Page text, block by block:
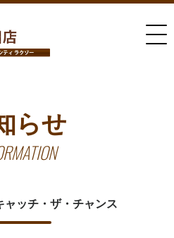
らせ
ッチ・ザ・チャンス